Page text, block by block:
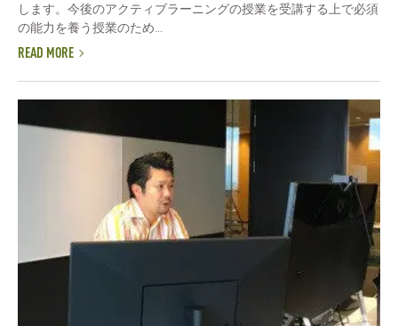
します。今後のアクティブラーニングの授業を受講する上で必須
の能力を養う授業のため...
READ MORE